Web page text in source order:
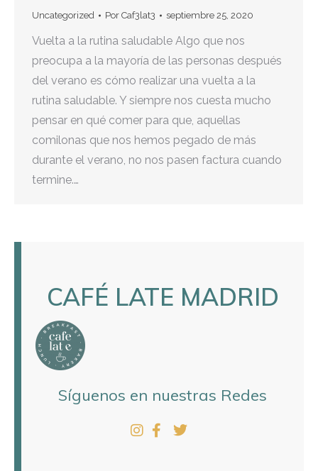
Uncategorized Por Caf3lat3 septiembre 25, 2020
Vuelta a la rutina saludable Algo que nos
preocupa a la mayoría de las personas después
del verano es cómo realizar una vuelta a la
rutina saludable. Y siempre nos cuesta mucho
pensar en qué comer para que, aquellas
comilonas que nos hemos pegado de más
durante el verano, no nos pasen factura cuando
termine.…
CAFÉ LATE MADRID
Síguenos en nuestras Redes